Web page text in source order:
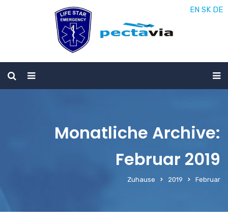
Monatliche Archive:
Februar 2019
Zuhause 2019 Februar
EN SK DE